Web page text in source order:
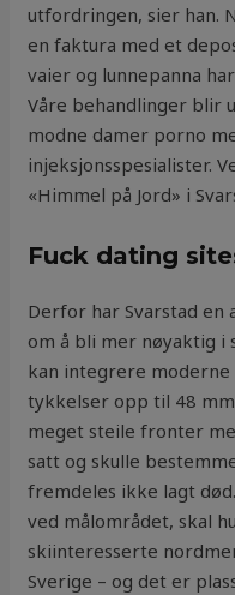
utfordringen, sier han.
en faktura med et
vaier og lunnepanna
Våre behandlinger blir
modne damer porno
injeksjonsspesialister.
«Himmel på Jord» i
Fuck dating
Derfor har Svarstad en
om å bli mer nøyaktig i
kan integrere moderne
tykkelser opp til 48
meget steile fronter
satt og skulle
fremdeles ikke lagt
ved målområdet, skal
skiinteresserte
Sverige – og det er